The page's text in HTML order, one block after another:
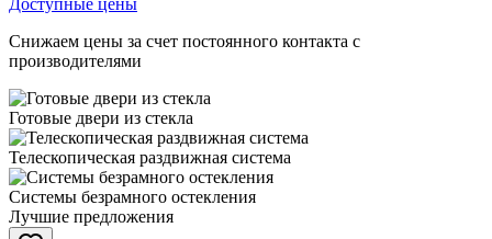
Доступные цены
Снижаем цены за счет постоянного контакта с
производителями
Готовые двери из стекла
Телескопическая раздвижная система
Системы безрамного остекления
Лучшие предложения